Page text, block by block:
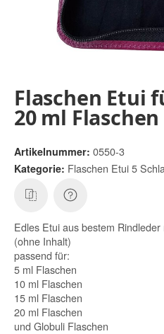
Flaschen Etui
20 ml
Artikelnummer: 0550-3
Kategorie: Flaschen Etui 5
Edles Etui aus bestem
(ohne Inhalt)
passend für:
5 ml Flaschen
10 ml Flaschen
15 ml Flaschen
20 ml Flaschen
und Globuli Flaschen